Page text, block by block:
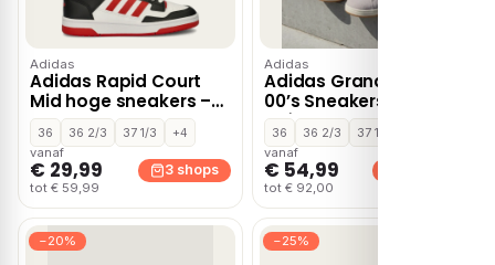
Adidas
Adidas Rapid Court
Mid hoge sneakers –
Zwart
36 36 2/3 37 1/3
+4
vanaf
€ 29,99
tot € 59,99
3 shops
Adidas
Adidas Grand Court
00’s Sneakers grijs
Suède
36 36 2/3 37 1/3
vanaf
€ 54,99
tot € 92,00
−20% −25%